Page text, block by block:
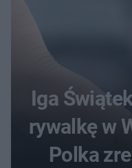
Iga
rywalkę w
Polka